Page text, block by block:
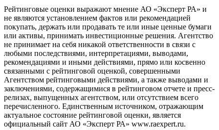
Рейтинговые оценки выражают мнение АО «Эксперт РА» и
не являются установлением фактов или рекомендацией
покупать, держать или продавать те или иные ценные бумаги
или активы, принимать инвестиционные решения. Агентство
не принимает на себя никакой ответственности в связи с
любыми последствиями, интерпретациями, выводами,
рекомендациями и иными действиями, прямо или косвенно
связанными с рейтинговой оценкой, совершенными
Агентством рейтинговыми действиями, а также выводами и
заключениями, содержащимися в рейтинговом отчете и пресс-
релизах, выпущенных агентством, или отсутствием всего
перечисленного. Единственным источником, отражающим
актуальное состояние рейтинговой оценки, является
официальный сайт АО «Эксперт РА» www.raexpert.ru.